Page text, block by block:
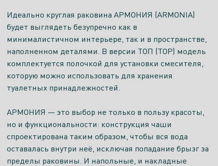
Идеально круглая раковина АРМОНИЯ (ARMONIA)
будет выглядеть безупречно как в
минималистичном интерьере, так и в пространстве,
наполненном деталями. В версии ТОП (TOP) модель
комплектуется полочкой для установки смесителя,
которую можно использовать для хранения
туалетных принадлежностей.
АРМОНИЯ — это выбор не только в пользу красоты,
но и функциональности: конструкция чаши
спроектирована таким образом, чтобы вся вода
оставалась внутри неё, исключая попадание брызг за
пределы раковины. И напольные, и накладные